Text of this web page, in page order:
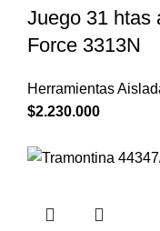
Juego 31 htas
Force 3313N
Herramientas
$2.230.000